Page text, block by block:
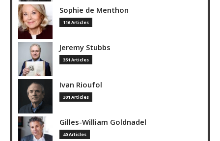
Sophie de Menthon
116 Articles
Jeremy Stubbs
351 Articles
Ivan Rioufol
301 Articles
Gilles-William Goldnadel
40 Articles